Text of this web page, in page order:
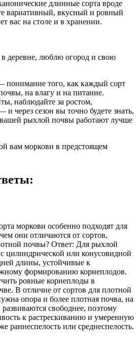
длинные сорта вроде
вариативный, вкусный и ровный
вас на столе и в хранении.
деревне, люблю огород и свою
понимание того, как каждый сорт
на влагу и на питание.
наблюдайте за ростом,
и через сезон вы точно будете знать,
рыхлой почвы работают лучше
вам моркови в предстоящем
моркови особенно подходят для
они отличаются от сортов,
почвы? Ответ: Для рыхлой
цилиндрической или конусовидной
длины, устойчивые к
формированию корнеплодов.
ровные корнеплоды в
В отличие от сортов для плотной
опора и более плотная почва, на
свободнее, поэтому
к растрескиванию и умеренную
раннеспелость или среднеспелость.